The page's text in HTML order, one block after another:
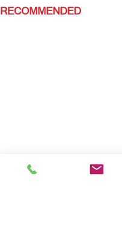
RECOMMENDED